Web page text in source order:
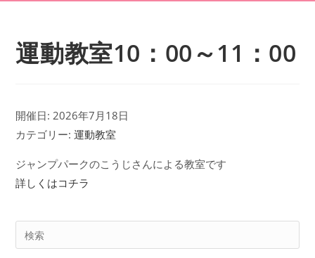
運動教室10：00～11：00
開催日: 2026年7月18日
カテゴリー:運動教室
ジャンプパークのこうじさんによる教室です
詳しくはコチラ